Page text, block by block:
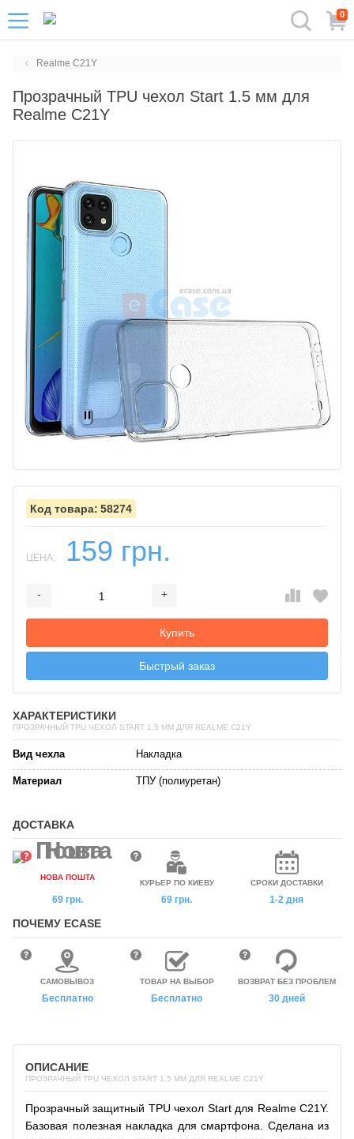
0
Realme C21Y
Прозрачный TPU чехол Start 1.5 мм для
Realme C21Y
58274
ЦЕНА: 159 грн.
- +
Купить
Быстрый заказ
ХАРАКТЕРИСТИКИ
ПРОЗРАЧНЫЙ TPU ЧЕХОЛ START 1.5 ММ ДЛЯ REALME C21Y
Вид чехла Накладка
Материал ТПУ (полиуретан)
ДОСТАВКА
НОВА ПОШТА
69 грн.
КУРЬЕР ПО КИЕВУ
69 грн.
СРОКИ ДОСТАВКИ
1-2 дня
ПОЧЕМУ ECASE
САМОВЫВОЗ
Бесплатно
ТОВАР НА ВЫБОР
Бесплатно
ВОЗВРАТ БЕЗ ПРОБЛЕМ
30 дней
ОПИСАНИЕ
ПРОЗРАЧНЫЙ TPU ЧЕХОЛ START 1.5 ММ ДЛЯ REALME C21Y
Прозрачный защитный TPU чехол Start для Realme C21Y.
Базовая полезная накладка для смартфона. Сделана из